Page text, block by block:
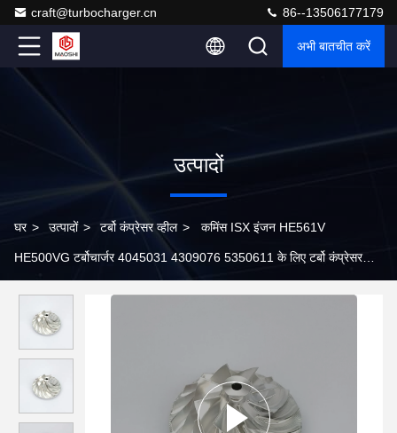
craft@turbocharger.cn 86--13506177179
अभी बातचीत करें
उत्पादों
घर > उत्पादों > टर्बो कंप्रेसर व्हील > कमिंस ISX इंजन HE561V
HE500VG टर्बोचार्जर 4045031 4309076 5350611 के लिए टर्बो कंप्रेसर